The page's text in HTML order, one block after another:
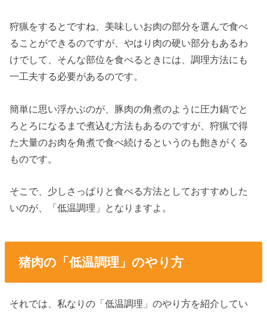
狩猟をするとですね、美味しいお肉の部分を選んで食べ
ることができるのですが、やはり肉の硬い部分もあるわ
けでして、そんな部位を食べるときには、調理方法にも
一工夫する必要があるのです。
簡単に思い浮かぶのが、豚肉の角煮のように圧力鍋でと
ろとろになるまで煮込む方法もあるのですが、狩猟で得
た大量のお肉を角煮で食べ続けるというのも飽きがくる
ものです。
そこで、少しさっぱりと食べる方法としておすすめした
いのが、「低温調理」となりますよ。
猪肉の「低温調理」のやり方
それでは、私なりの「低温調理」のやり方を紹介してい